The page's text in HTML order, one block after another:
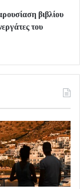
βιβλίου
του